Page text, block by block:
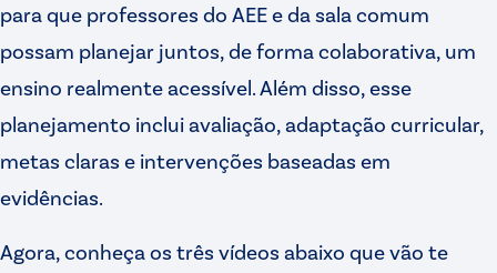
para que professores do AEE e da sala comum
possam planejar juntos, de forma colaborativa, um
ensino realmente acessível. Além disso, esse
planejamento inclui avaliação, adaptação curricular,
metas claras e intervenções baseadas em
evidências.
Agora, conheça os três vídeos abaixo que vão te